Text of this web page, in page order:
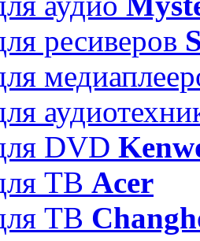
ресиверов
DVD
ТВ Acer
ТВ